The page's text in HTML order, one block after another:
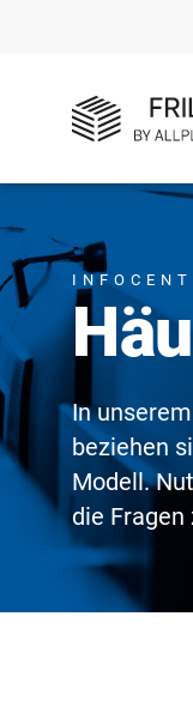
In
beziehen
Modell.
die Fragen